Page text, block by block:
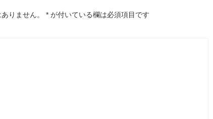
りません。 * が付いている欄は必須項目です